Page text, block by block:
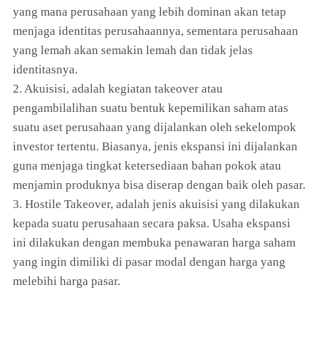
yang mana perusahaan yang lebih dominan akan tetap
menjaga identitas perusahaannya, sementara perusahaan
yang lemah akan semakin lemah dan tidak jelas
identitasnya.
2. Akuisisi, adalah kegiatan takeover atau
pengambilalihan suatu bentuk kepemilikan saham atas
suatu aset perusahaan yang dijalankan oleh sekelompok
investor tertentu. Biasanya, jenis ekspansi ini dijalankan
guna menjaga tingkat ketersediaan bahan pokok atau
menjamin produknya bisa diserap dengan baik oleh pasar.
3. Hostile Takeover, adalah jenis akuisisi yang dilakukan
kepada suatu perusahaan secara paksa. Usaha ekspansi
ini dilakukan dengan membuka penawaran harga saham
yang ingin dimiliki di pasar modal dengan harga yang
melebihi harga pasar.